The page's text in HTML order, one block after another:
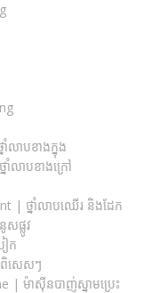
លាបខាងក្នុង
ាំលាបខាងក្រៅ
| ថ្នាំលាបឈើរ និងដែក
សផ្លូវ
ក
ពិសេសៗ
| ម៉ាស៊ីនបាញ់ស្នាមប្រេះ